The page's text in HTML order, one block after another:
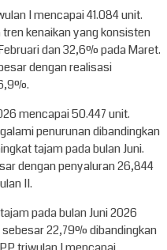
I mencapai 41.084 unit.
kenaikan yang konsisten
dan 32,6% pada Maret.
dengan realisasi
mencapai 50.447 unit.
penurunan dibandingkan
tajam pada bulan Juni.
dengan penyaluran 26,844
II.
pada bulan Juni 2026
22,79% dibandingkan